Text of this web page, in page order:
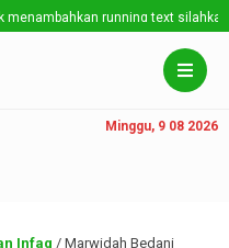
running text silahkan
Minggu, 9 08 2026
Infaq / Marwidah Bedani